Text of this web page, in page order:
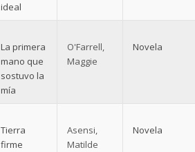
ideal
La primera
mano que
sostuvo la
mía
O'Farrell,
Maggie
Novela
Tierra
firme
Asensi,
Matilde
Novela